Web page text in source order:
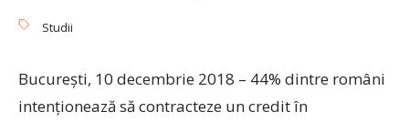
Studii
Bucureşti, 10 decembrie 2018 – 44% dintre români
intenționează să contracteze un credit în